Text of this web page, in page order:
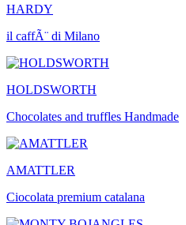
HARDY
il caffÃ¨ di Milano
HOLDSWORTH
Chocolates and truffles Handmade
AMATTLER
Ciocolata premium catalana